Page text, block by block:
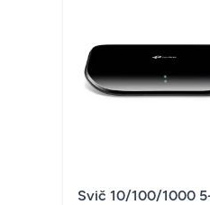
Svič 10/100/1000